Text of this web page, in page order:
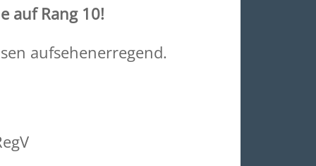
auf Rang 10!
aufsehenerregend.